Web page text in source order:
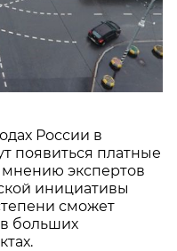
России в
появиться платные
мнению экспертов
инициативы
сможет
больших